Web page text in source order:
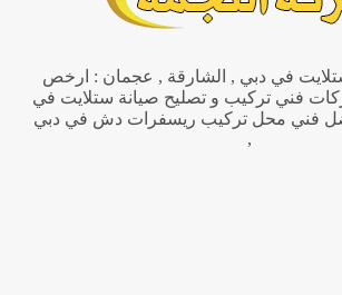
في دبي , الشارقة , عجمان : ارخص
فني تركيب و تصليح صيانة ستلايت في
فني محل تركيب ريسفرات دش في دبي
,